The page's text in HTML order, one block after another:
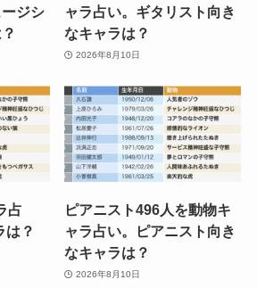
ジシ
ャラ占い。ギタリスト向き
なキャラは？
2026年8月10日
占
は？
ピアニスト496人を動物キ
ャラ占い。ピアニスト向き
なキャラは？
2026年8月10日